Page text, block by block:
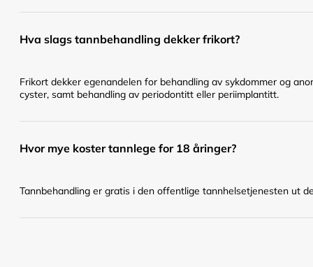
Hva slags tannbehandling dekker frikort?
Frikort dekker egenandelen for behandling av sykdommer og
cyster, samt behandling av periodontitt eller periimplantitt.
Hvor mye koster tannlege for 18 åringer?
Tannbehandling er gratis i den offentlige tannhelsetjenesten ut